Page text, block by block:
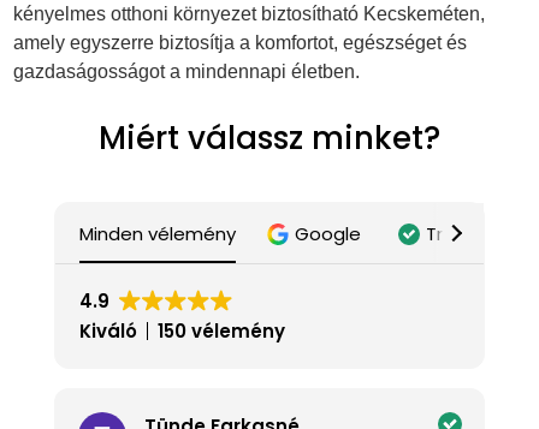
kényelmes otthoni környezet biztosítható Kecskeméten,
amely egyszerre biztosítja a komfortot, egészséget és
gazdaságosságot a mindennapi életben.
Miért válassz minket?
Minden vélemény Google Trustindex
4.9
Kiváló
150 vélemény